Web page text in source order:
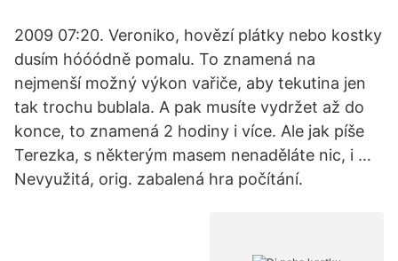
2009 07:20. Veroniko, hovězí plátky nebo kostky
dusím hóóódně pomalu. To znamená na
nejmenší možný výkon vařiče, aby tekutina jen
tak trochu bublala. A pak musíte vydržet až do
konce, to znamená 2 hodiny i více. Ale jak píše
Terezka, s některým masem nenaděláte nic, i …
Nevyužitá, orig. zabalená hra počítání.